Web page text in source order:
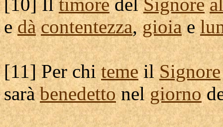
edà contentezza,gioiae
[11] Per chitemeilSignore
saràbenedettonelgiorno